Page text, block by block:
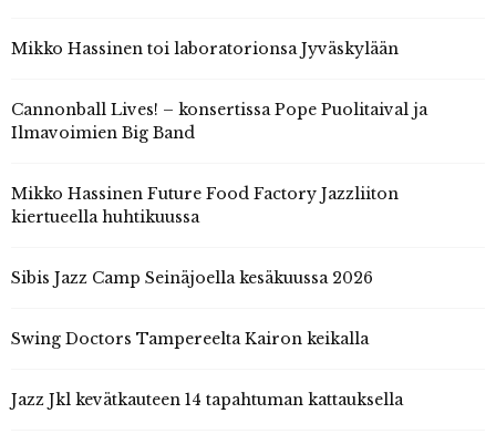
Mikko Hassinen toi laboratorionsa Jyväskylään
Cannonball Lives! – konsertissa Pope Puolitaival ja
Ilmavoimien Big Band
Mikko Hassinen Future Food Factory Jazzliiton
kiertueella huhtikuussa
Sibis Jazz Camp Seinäjoella kesäkuussa 2026
Swing Doctors Tampereelta Kairon keikalla
Jazz Jkl kevätkauteen 14 tapahtuman kattauksella